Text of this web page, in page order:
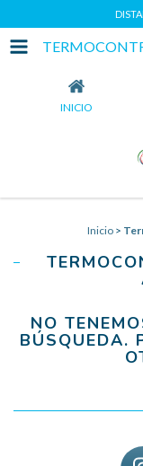
INICIO
Inicio >
NO
BÚSQUEDA.